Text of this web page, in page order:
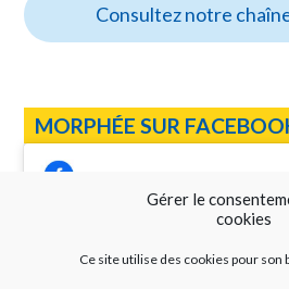
Gérer le
cookies
Ce site utilise des cookies pour
Consultez notre
MORPHÉE SUR